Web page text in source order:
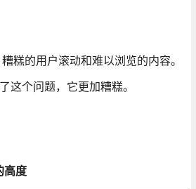
糕的用户滚动和难以浏览的内容。
这个问题，它更加糟糕。
高度